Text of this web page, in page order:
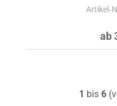
ab
1 bis 6